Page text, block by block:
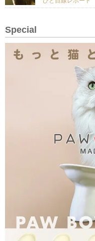
Special